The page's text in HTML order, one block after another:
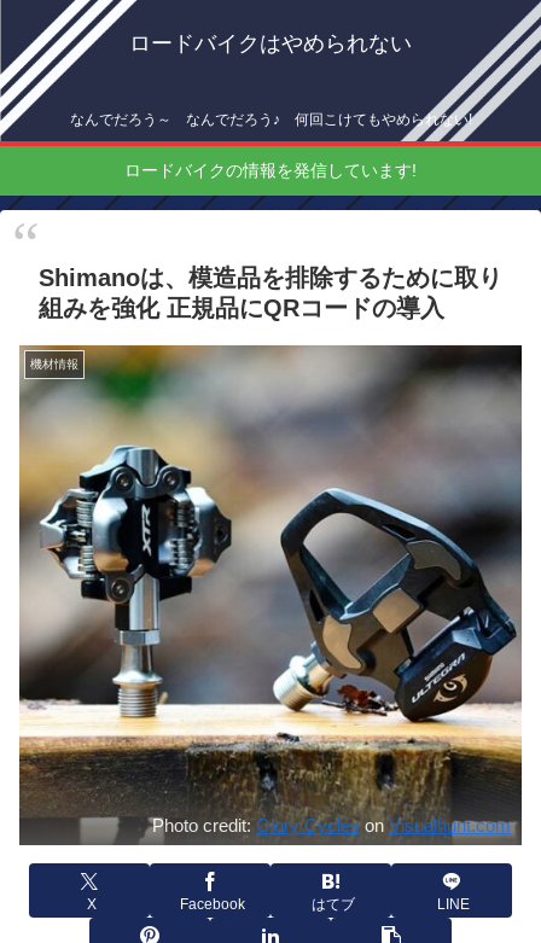
ロードバイクはやめられない
なんでだろう～ なんでだろう♪ 何回こけてもやめられない!
ロードバイクの情報を発信しています!
Shimanoは、模造品を排除するために取り
組みを強化 正規品にQRコードの導入
機材情報
Photo credit: Glory Cycleson Visualhunt.com
X Facebook はてブ LINE